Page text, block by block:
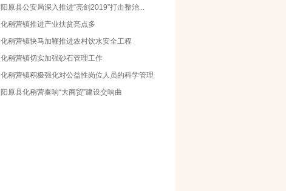
阳原县公安局深入推进“亮剑2019”打击整治...
化稍营镇推进产业扶贫亮点多
化稍营镇快马加鞭推进农村饮水安全工程
化稍营镇切实加强砂石管理工作
化稍营镇积极强化对公益性岗位人员的科学管理
阳原县化稍营奏响“大商贸”建设交响曲